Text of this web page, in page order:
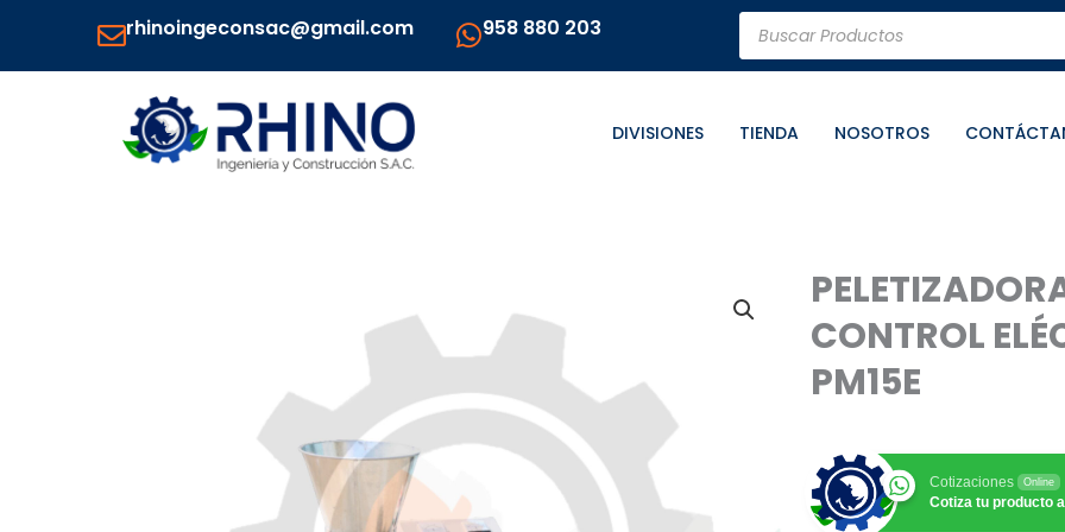
rhinoingeconsac@gmail.com 958 880 203 Búsqueda
de
productos
DIVISIONES TIENDA NOSOTROS
CONTROL
PM15E
Cotizaciones Online
Cotiza tu producto